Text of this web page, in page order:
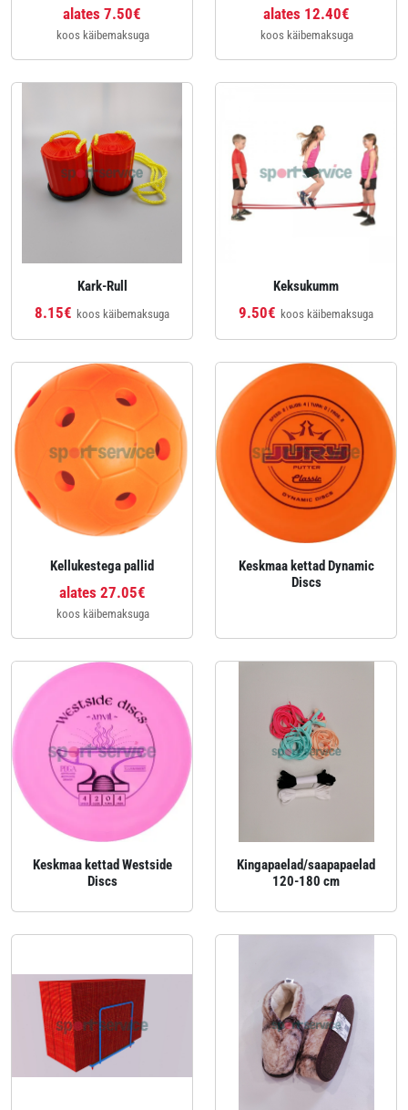
alates 7.50€
koos käibemaksuga
alates 12.40€
koos käibemaksuga
Kark-Rull
8.15€ koos käibemaksuga
Keksukumm
9.50€ koos käibemaksuga
Kellukestega pallid
alates 27.05€
koos käibemaksuga
Keskmaa kettad Dynamic
Discs
Keskmaa kettad Westside
Discs
Kingapaelad/saapapaelad
120-180 cm